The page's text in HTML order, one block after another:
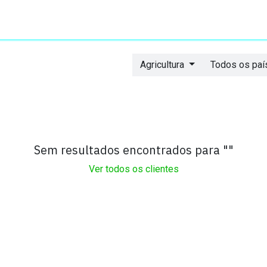
Agricultura Todos os
Sem resultados encontrados para ""
Ver todos os clientes